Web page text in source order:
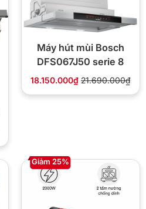
Máy hút mùi Bosch
DFS067J50 serie 8
18.150.000₫ 21.690.000₫
Giảm 25%